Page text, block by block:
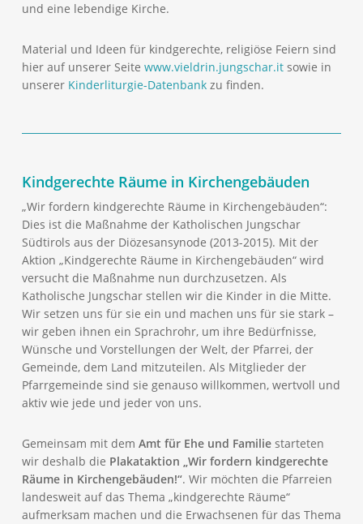
und eine lebendige Kirche.
Material und Ideen für kindgerechte, religiöse Feiern sind
hier auf unserer Seite www.vieldrin.jungschar.itsowie in
unserer Kinderliturgie-Datenbankzu finden.
Kindgerechte Räume in Kirchengebäuden
„Wir fordern kindgerechte Räume in Kirchengebäuden“:
Dies ist die Maßnahme der Katholischen Jungschar
Südtirols aus der Diözesansynode (2013-2015). Mit der
Aktion „Kindgerechte Räume in Kirchengebäuden“ wird
versucht die Maßnahme nun durchzusetzen. Als
Katholische Jungschar stellen wir die Kinder in die Mitte.
Wir setzen uns für sie ein und machen uns für sie stark –
wir geben ihnen ein Sprachrohr, um ihre Bedürfnisse,
Wünsche und Vorstellungen der Welt, der Pfarrei, der
Gemeinde, dem Land mitzuteilen. Als Mitglieder der
Pfarrgemeinde sind sie genauso willkommen, wertvoll und
aktiv wie jede und jeder von uns.
Gemeinsam mit dem Amt für Ehe und Familiestarteten
wir deshalb die Plakataktion „Wir fordern kindgerechte
Räume in Kirchengebäuden!“. Wir möchten die Pfarreien
landesweit auf das Thema „kindgerechte Räume“
aufmerksam machen und die Erwachsenen für das Thema